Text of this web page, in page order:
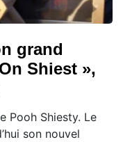
grand
Shiest »,
Pooh Shiesty. Le
son nouvel